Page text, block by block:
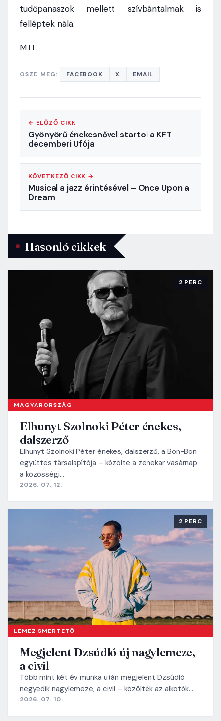
tüdőpanaszok mellett szívbántalmak is
felléptek nála.
MTI
OSZD MEG: FACEBOOK X EMAIL
← ELŐZŐ CIKK
Gyönyörű énekesnővel startol a KFT
decemberi Ufója
KÖVETKEZŐ CIKK →
Musical a jazz érintésével – Once Upon a
Dream
Hasonló cikkek
MAGYARORSZÁG
2 PERC
Elhunyt Szolnoki Péter énekes,
dalszerző
Elhunyt Szolnoki Péter énekes, dalszerző, a Bon-Bon
együttes társalapítója – közölte a zenekar vasárnap
a közösségi…
2026. 07. 12.
LEMEZISMERTETŐ
2 PERC
Megjelent Dzsúdló új nagylemeze,
a civil
Több mint két év munka után megjelent Dzsúdló
negyedik nagylemeze, a civil – közölték az alkotók…
2026. 07. 10.